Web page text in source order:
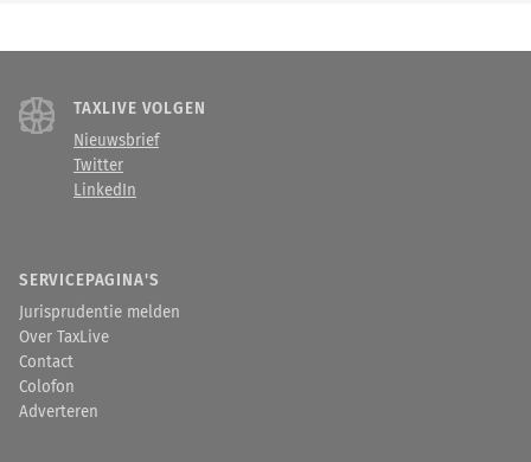
TAXLIVE VOLGEN
Nieuwsbrief
Twitter
LinkedIn
SERVICEPAGINA'S
Jurisprudentie melden
Over TaxLive
Contact
Colofon
Adverteren